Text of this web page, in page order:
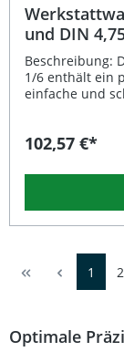
und DIN
Beschreibung:
1/6 enthält ein
einfache und
Werkstatt oder
Gerät
beim
an montierten
optimal in der
den Einsatz
erhöht die
102,57 €*
1 2
Optimale